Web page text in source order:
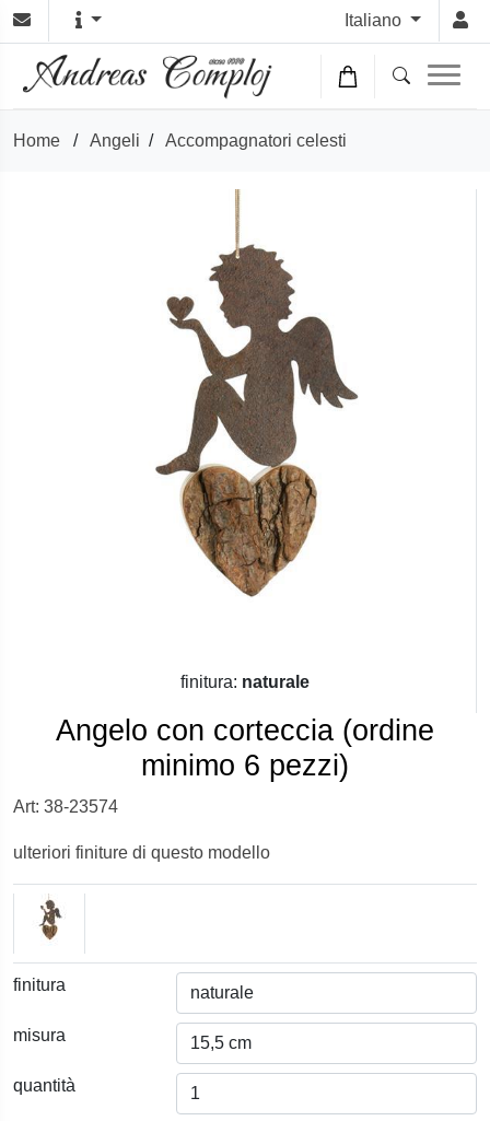
Italiano
Home / Angeli / Accompagnatori celesti
finitura: naturale
Angelo con corteccia (ordine
minimo 6 pezzi)
Art: 38-23574
ulteriori finiture di questo modello
finitura
misura
quantità